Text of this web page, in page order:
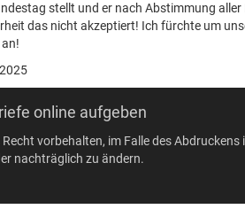
stellt und er nach Abstimmung
das nicht akzeptiert! Ich fürchte um
online aufgeben
vorbehalten, im Falle des Abdruckens
nachträglich zu ändern.